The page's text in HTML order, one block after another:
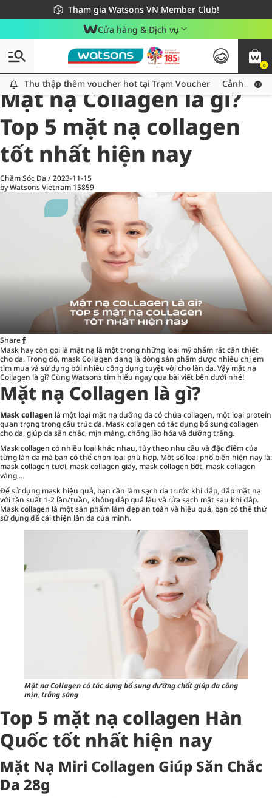
Tham gia Watsons VN Member Club!
Miễn phí giao hàng cho đơn hàng từ 249,000Đ
Giao hàng nhanh 24h - Áp dụng khu vực TP. Hồ Chí Minh
Cửa hàng & Dịch vụ
0
Thu thập thêm voucher hot tại Trạm Voucher
Thu thập thêm voucher hot tại Trạm Voucher Cảnh báo
All
Chăm Sóc Cá Nhân
Mặt nạ Collagen là gì?
Top 5 mặt nạ collagen
tốt nhất hiện nay
Chăm Sóc Da /2023-11-15
by Watsons Vietnam 15859
Share
Mask hay còn gọi là mặt nạ là một trong những loại mỹ phẩm rất cần thiết
cho da. Trong đó, mask Collagen đang là dòng sản phẩm được nhiều chị em
tìm mua và sử dụng bởi nhiều công dụng tuyệt vời cho làn da. Vậy mặt nạ
Collagen là gì? Cùng Watsons tìm hiểu ngay qua bài viết bên dưới nhé!
Mặt nạ Collagen là gì?
Mask collagen là một loại mặt nạ dưỡng da có chứa collagen, một loại protein
quan trọng trong cấu trúc da. Mask collagen có tác dụng bổ sung collagen
cho da, giúp da săn chắc, mịn màng, chống lão hóa và dưỡng trắng.
Mask collagen có nhiều loại khác nhau, tùy theo nhu cầu và đặc điểm của
từng làn da mà bạn có thể chọn loại phù hợp. Một số loại phổ biến hiện nay là:
mask collagen tươi, mask collagen giấy, mask collagen bột, mask collagen
vàng,…
Để sử dụng mask hiệu quả, bạn cần làm sạch da trước khi đắp, đắp mặt nạ
với tần suất 1-2 lần/tuần, không đắp quá lâu và rửa sạch mặt sau khi đắp.
Mask collagen là một sản phẩm làm đẹp an toàn và hiệu quả, bạn có thể thử
sử dụng để cải thiện làn da của mình.
Mặt nạ Collagen có tác dụng bổ sung dưỡng chất giúp da căng
mịn, trắng sáng
Top 5 mặt nạ collagen Hàn
Quốc tốt nhất hiện nay
Mặt Nạ Miri Collagen Giúp Săn Chắc
Da 28g